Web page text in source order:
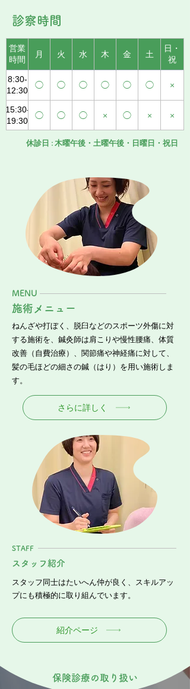
診察時間
営業
時間
月 火 水 木 金 土
日・
祝
8:30-
12:30
◯ ◯ ◯ ◯ ◯ ◯ ×
15:30-
19:30
◯ ◯ ◯ × ◯ × ×
休診日 : 木曜午後・土曜午後・日曜日・祝日
MENU
施術メニュー
ねんざや打ぼく、脱臼などのスポーツ外傷に対
する施術を、鍼灸師は肩こりや慢性腰痛、体質
改善（自費治療）、関節痛や神経痛に対して、
髪の毛ほどの細さの鍼（はり）を用い施術しま
す。
さらに詳しく
STAFF
スタッフ紹介
スタッフ同士はたいへん仲が良く、スキルアッ
プにも積極的に取り組んでいます。
紹介ページ
保険診療の取り扱い